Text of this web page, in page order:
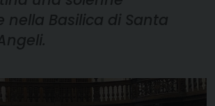
nella Basilica di Santa